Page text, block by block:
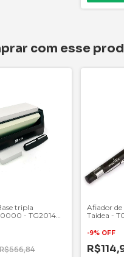
com esse
tripla
- TG2014
R$566,84
Afiador
Taidea -
-9% OFF